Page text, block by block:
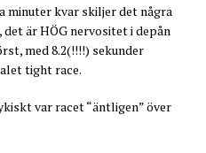
minuter kvar skiljer det några
är HÖG nervositet i depån
med 8.2(!!!!) sekunder
tight race.
var racet “äntligen” över